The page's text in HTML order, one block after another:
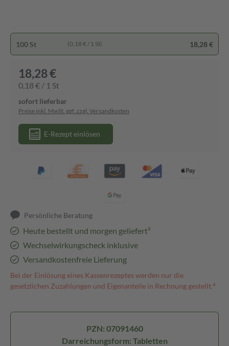
100 St (0,18 € / 1 St) 18,28 €
18,28 €
0,18 € / 1 St
sofort lieferbar
Preise inkl. MwSt. ggf. zzgl. Versandkosten
E-Rezept einlösen
Persönliche Beratung
Heute bestellt und morgen geliefert³
Wechselwirkungscheck inklusive
Versandkostenfreie Lieferung
Bei der Einlösung eines Kassenrezeptes werden nur die
gesetzlichen Zuzahlungen und Eigenanteile in Rechnung gestellt.⁴
PZN: 07091460
Darreichungsform: Tabletten